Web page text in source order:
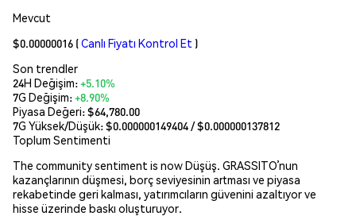
Mevcut
$0.00000016 (Canlı Fiyatı Kontrol Et )
Son trendler
24H Değişim:+5.10%
7G Değişim:+8.90%
Piyasa Değeri:$64,780.00
7G Yüksek/Düşük: $0.000000149404/ $0.000000137812
Toplum Sentimenti
The community sentiment is now Düşüş. GRASSITO’nun
kazançlarının düşmesi, borç seviyesinin artması ve piyasa
rekabetinde geri kalması, yatırımcıların güvenini azaltıyor ve
hisse üzerinde baskı oluşturuyor.